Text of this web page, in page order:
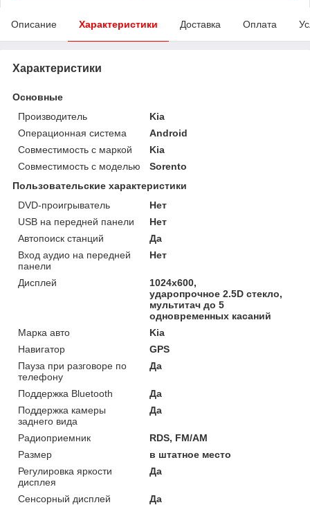
Описание Характеристики Доставка Оплата
Характеристики
Основные
Производитель
Kia
Операционная система
Android
Совместимость с маркой
Kia
Совместимость с моделью
Sorento
Пользовательские характеристики
DVD-проигрыватель
Нет
USB на передней панели
Нет
Автопоиск станций
Да
Вход аудио на передней
панели
Нет
Дисплей
1024x600,
ударопрочное 2.5D стекло,
мультитач до 5
одновременных касаний
Марка авто
Kia
Навигатор
GPS
Пауза при разговоре по
телефону
Да
Поддержка Bluetooth
Да
Поддержка камеры
заднего вида
Да
Радиоприемник
RDS, FM/AM
Размер
в штатное место
Регулировка яркости
дисплея
Да
Сенсорный дисплей
Да